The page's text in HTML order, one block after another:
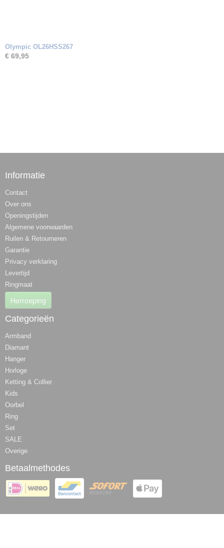
Olympic OL26HSS267
€ 69,95
Informatie
Contact
Over ons
Openingstijden
Algemene voorwaarden
Ruilen & Retourneren
Garantie
Privacy verklaring
Levertijd
Ringmaat
Herroeping
Categorieën
Armband
Diamant
Hanger
Horloge
Ketting & Collier
Kids
Oorbel
Ring
Set
SALE
Overige
Betaalmethodes